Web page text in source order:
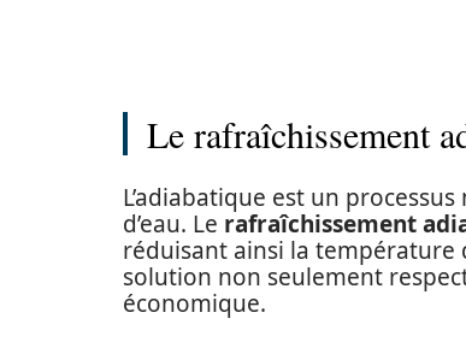
Le rafraîchissement
L’adiabatique est un
d’eau. Le rafraîchissement
réduisant ainsi la température
solution non seulement
économique.